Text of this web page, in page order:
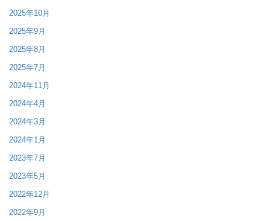
2025年10月
2025年9月
2025年8月
2025年7月
2024年11月
2024年4月
2024年3月
2024年1月
2023年7月
2023年5月
2022年12月
2022年9月